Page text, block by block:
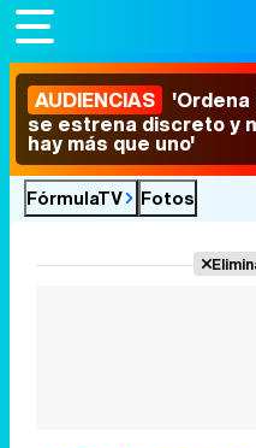
AUDIENCIAS 'Ordena
se estrena discreto y
hay más que uno'
FórmulaTV Fotos